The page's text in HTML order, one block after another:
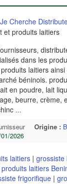
Je Cherche
et produits laitiers
dans les
laitiers
béninois.
en poudre, lait
beurre, crème,
...
Origine :
2026
laitiers | grossiste
laitiers
frigorifique |